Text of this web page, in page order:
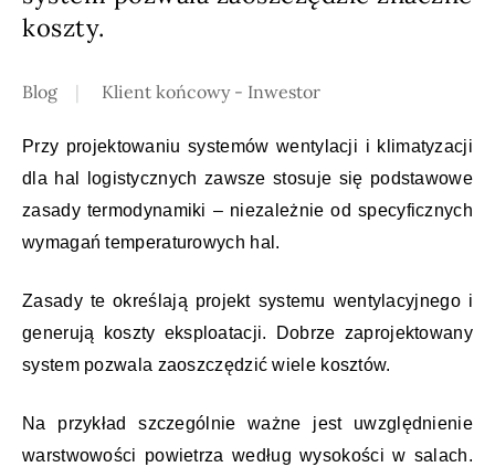
koszty.
Blog Klient końcowy - Inwestor
Przy projektowaniu systemów wentylacji i klimatyzacji
dla hal logistycznych zawsze stosuje się podstawowe
zasady termodynamiki – niezależnie od specyficznych
wymagań temperaturowych hal.
Zasady te określają projekt systemu wentylacyjnego i
generują koszty eksploatacji. Dobrze zaprojektowany
system pozwala zaoszczędzić wiele kosztów.
Na przykład szczególnie ważne jest uwzględnienie
warstwowości powietrza według wysokości w salach.